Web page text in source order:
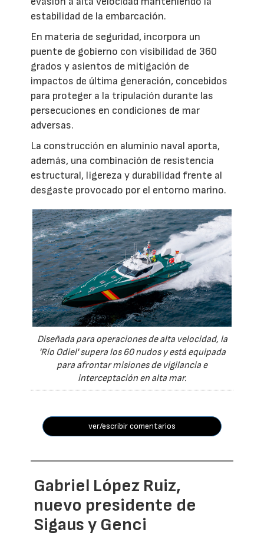
estabilidad de la embarcación.
En materia de seguridad, incorpora un
puente de gobierno con visibilidad de 360
grados y asientos de mitigación de
impactos de última generación, concebidos
para proteger a la tripulación durante las
persecuciones en condiciones de mar
adversas.
La construcción en aluminio naval aporta,
además, una combinación de resistencia
estructural, ligereza y durabilidad frente al
desgaste provocado por el entorno marino.
Diseñada para operaciones de alta velocidad, la
'Río Odiel' supera los 60 nudos y está equipada
para afrontar misiones de vigilancia e
interceptación en alta mar.
ver/escribir comentarios
Gabriel López Ruiz,
nuevo presidente de
Sigaus y Genci